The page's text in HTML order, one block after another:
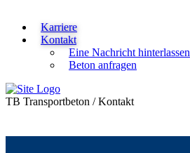
Karriere
Kontakt
Eine Nachricht hinterlassen
Beton anfragen
TB Transportbeton /Kontakt